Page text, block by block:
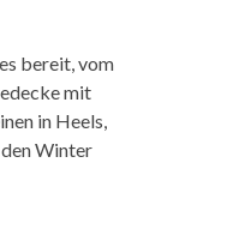
bereit, vom
mit
in Heels,
Winter